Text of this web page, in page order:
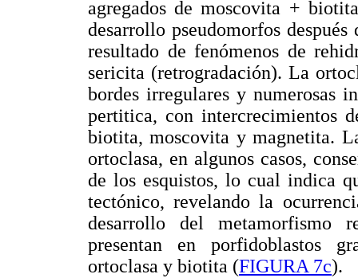
agregados de moscovita +
desarrollo pseudomorfos
resultado de fenómenos de
sericita (retrogradación). La
bordes irregulares y numerosas
pertitica, con intercrecimientos
biotita, moscovita y magnetita.
ortoclasa, en algunos casos,
de los esquistos, lo cual indica
tectónico, revelando la
desarrollo del metamorfismo
presentan en porfidoblastos
ortoclasa y biotita (FIGURA 7c).